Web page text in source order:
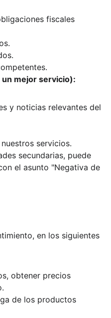
fiscales
mejor servicio):
y noticias relevantes del
servicios.
secundarias, puede
el asunto "Negativa de
en los siguientes
obtener precios
de los productos